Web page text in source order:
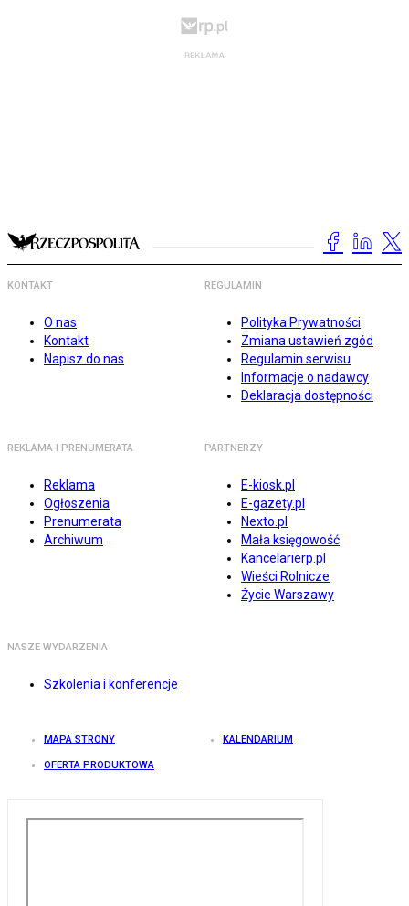
KONTAKT
O nas
Kontakt
Napisz do nas
REGULAMIN
Polityka Prywatności
Zmiana ustawień zgód
Regulamin serwisu
Informacje o nadawcy
Deklaracja dostępności
REKLAMA I PRENUMERATA
Reklama
Ogłoszenia
Prenumerata
Archiwum
PARTNERZY
E-kiosk.pl
E-gazety.pl
Nexto.pl
Mała księgowość
Kancelarierp.pl
Wieści Rolnicze
Życie Warszawy
NASZE WYDARZENIA
Szkolenia i konferencje
MAPA STRONY KALENDARIUM
OFERTA PRODUKTOWA